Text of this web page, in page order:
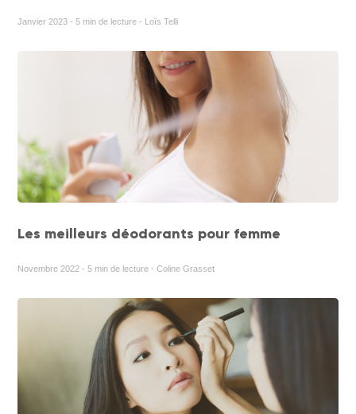
Janvier 2023 - 5 min de lecture - Loïs Telli
Les meilleurs déodorants pour femme
Novembre 2022 - 5 min de lecture - Coline Grasset